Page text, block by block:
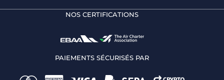
NOS CERTIFICATIONS
PAIEMENTS SÉCURISÉS PAR